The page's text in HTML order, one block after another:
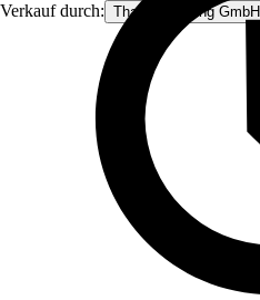
Verkauf durch: Thats Shopping GmbH